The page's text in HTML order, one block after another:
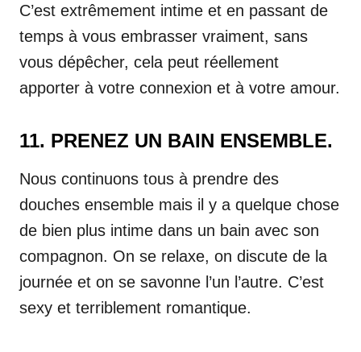
C’est extrêmement intime et en passant de
temps à vous embrasser vraiment, sans
vous dépêcher, cela peut réellement
apporter à votre connexion et à votre amour.
11. PRENEZ UN BAIN ENSEMBLE.
Nous continuons tous à prendre des
douches ensemble mais il y a quelque chose
de bien plus intime dans un bain avec son
compagnon. On se relaxe, on discute de la
journée et on se savonne l’un l’autre. C’est
sexy et terriblement romantique.